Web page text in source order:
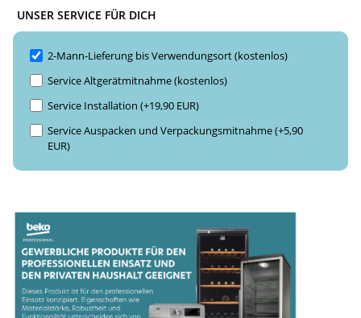
UNSER SERVICE FÜR DICH
2-Mann-Lieferung bis Verwendungsort (kostenlos)
Service Altgerätmitnahme (kostenlos)
Service Installation (+19,90 EUR)
Service Auspacken und Verpackungsmitnahme (+5,90
EUR)